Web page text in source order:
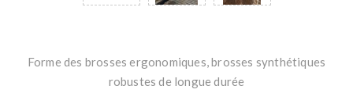
Forme des brosses ergonomiques, brosses synthétiques
robustes de longue durée